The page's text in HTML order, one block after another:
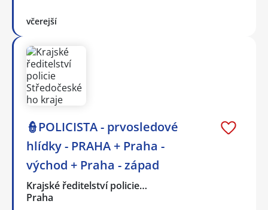
včerejší
👮POLICISTA - prvosledové
hlídky - PRAHA + Praha -
východ + Praha - západ
Krajské ředitelství policie…
Praha